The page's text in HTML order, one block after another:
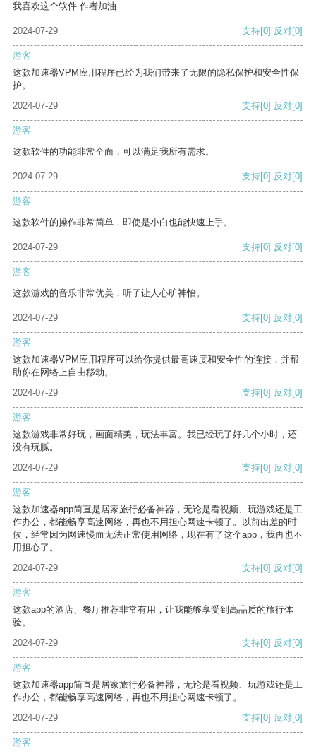
我喜欢这个软件 作者加油
2024-07-29 支持[0] 反对[0]
游客
这款加速器VPM应用程序已经为我们带来了无限的隐私保护和安全性保
护。
2024-07-29
支持[0] 反对[0]
游客
这款软件的功能非常全面，可以满足我所有需求。
2024-07-29 支持[0] 反对[0]
游客
这款软件的操作非常简单，即使是小白也能快速上手。
2024-07-29 支持[0] 反对[0]
游客
这款游戏的音乐非常优美，听了让人心旷神怡。
2024-07-29 支持[0] 反对[0]
游客
这款加速器VPM应用程序可以给你提供最高速度和安全性的连接，并帮
助你在网络上自由移动。
2024-07-29
支持[0] 反对[0]
游客
这款游戏非常好玩，画面精美，玩法丰富。我已经玩了好几个小时，还
没有玩腻。
2024-07-29
支持[0] 反对[0]
游客
这款加速器app简直是居家旅行必备神器，无论是看视频、玩游戏还是工
作办公，都能畅享高速网络，再也不用担心网速卡顿了。以前出差的时
候，经常因为网速慢而无法正常使用网络，现在有了这个app，我再也不
用担心了。
2024-07-29
支持[0] 反对[0]
游客
这款app的酒店、餐厅推荐非常有用，让我能够享受到高品质的旅行体
验。
2024-07-29
支持[0] 反对[0]
游客
这款加速器app简直是居家旅行必备神器，无论是看视频、玩游戏还是工
作办公，都能畅享高速网络，再也不用担心网速卡顿了。
2024-07-29
支持[0] 反对[0]
游客